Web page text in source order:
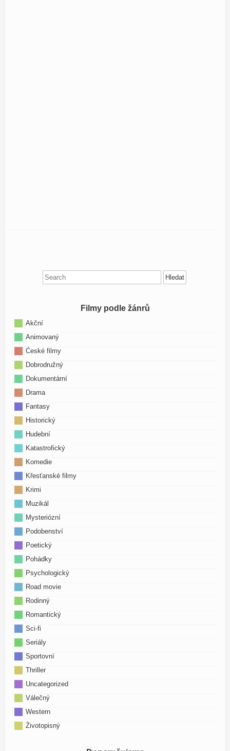
Search
for:
Filmy podle žánrů
Akční
Animovaný
České filmy
Dobrodružný
Dokumentární
Drama
Fantasy
Historický
Hudební
Katastrofický
Komedie
Křesťanské filmy
Krimi
Muzikál
Mysteriózní
Podobenství
Poetický
Pohádky
Psychologický
Road movie
Rodinný
Romantický
Sci-fi
Seriály
Sportovní
Thriller
Uncategorized
Válečný
Western
Životopisný